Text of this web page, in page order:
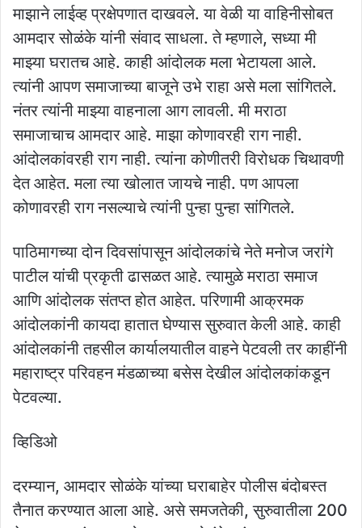
माझाने लाईव्ह प्रक्षेपणात दाखवले. या वेळी या वाहिनीसोबत
आमदार सोळंके यांनी संवाद साधला. ते म्हणाले, सध्या मी
माझ्या घरातच आहे. काही आंदोलक मला भेटायला आले.
त्यांनी आपण समाजाच्या बाजूने उभे राहा असे मला सांगितले.
नंतर त्यांनी माझ्या वाहनाला आग लावली. मी मराठा
समाजाचाच आमदार आहे. माझा कोणावरही राग नाही.
आंदोलकांवरही राग नाही. त्यांना कोणीतरी विरोधक चिथावणी
देत आहेत. मला त्या खोलात जायचे नाही. पण आपला
कोणावरही राग नसल्याचे त्यांनी पुन्हा पुन्हा सांगितले.
पाठिमागच्या दोन दिवसांपासून आंदोलकांचे नेते मनोज जरांगे
पाटील यांची प्रकृती ढासळत आहे. त्यामुळे मराठा समाज
आणि आंदोलक संतप्त होत आहेत. परिणामी आक्रमक
आंदोलकांनी कायदा हातात घेण्यास सुरुवात केली आहे. काही
आंदोलकांनी तहसील कार्यालयातील वाहने पेटवली तर काहींनी
महाराष्ट्र परिवहन मंडळाच्या बसेस देखील आंदोलकांकडून
पेटवल्या.
व्हिडिओ
दरम्यान, आमदार सोळंके यांच्या घराबाहेर पोलीस बंदोबस्त
तैनात करण्यात आला आहे. असे समजतेकी, सुरुवातीला 200